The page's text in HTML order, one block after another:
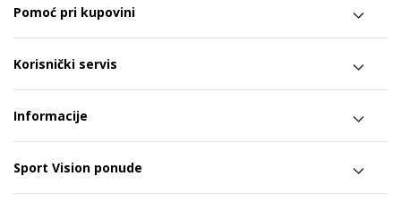
Pomoć pri kupovini
Korisnički servis
Informacije
Sport Vision ponude